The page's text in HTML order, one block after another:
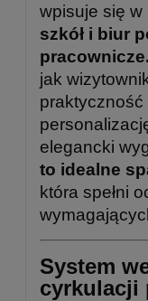
wpisuje się w
szkół i biur
pracownicze.
jak
elegancki
to idealne
która spełni
System
cyrkulacji